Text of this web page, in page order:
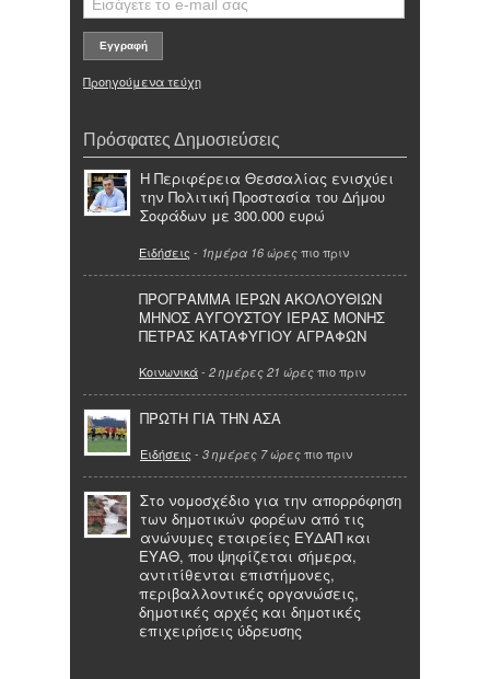
Προηγούμενα τεύχη
Πρόσφατες Δημοσιεύσεις
Η Περιφέρεια Θεσσαλίας ενισχύει
την Πολιτική Προστασία του Δήμου
Σοφάδων με 300.000 ευρώ
Ειδήσεις - 1ημέρα 16 ώρες πιο πριν
ΠΡΟΓΡΑΜΜΑ ΙΕΡΩΝ ΑΚΟΛΟΥΘΙΩΝ
ΜΗΝΟΣ ΑΥΓΟΥΣΤΟΥ ΙΕΡΑΣ ΜΟΝΗΣ
ΠΕΤΡΑΣ ΚΑΤΑΦΥΓΙΟΥ ΑΓΡΑΦΩΝ
Κοινωνικά- 2 ημέρες 21 ώρες πιο πριν
ΠΡΩΤΗ ΓΙΑ ΤΗΝ ΑΣΑ
Ειδήσεις - 3 ημέρες 7 ώρες πιο πριν
Στο νομοσχέδιο για την απορρόφηση
των δημοτικών φορέων από τις
ανώνυμες εταιρείες ΕΥΔΑΠ και
ΕΥΑΘ, που ψηφίζεται σήμερα,
αντιτίθενται επιστήμονες,
περιβαλλοντικές οργανώσεις,
δημοτικές αρχές και δημοτικές
επιχειρήσεις ύδρευσης